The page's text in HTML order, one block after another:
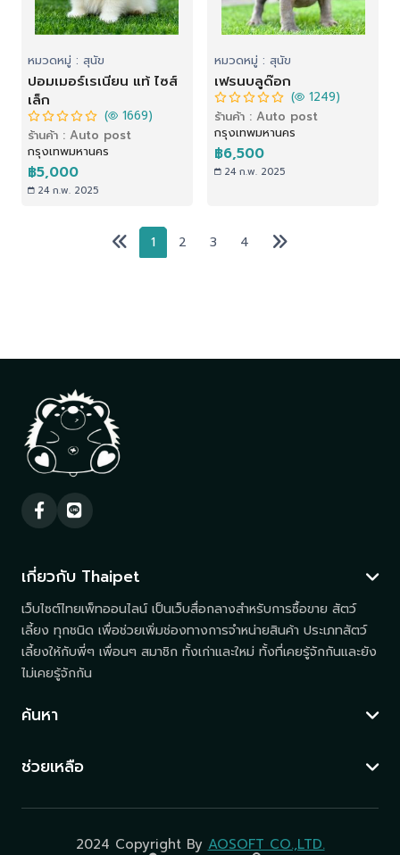
หมวดหมู่ : สุนัข
ปอมเมอร์เรเนียน แท้ ไซส์
เล็ก
( 1669)
ร้านค้า : Auto post
กรุงเทพมหานคร
฿5,000
24 ก.พ. 2025
หมวดหมู่ : สุนัข
เฟรนบลูด๊อก
( 1249)
ร้านค้า : Auto post
กรุงเทพมหานคร
฿6,500
24 ก.พ. 2025
1 2 3 4
เกี่ยวกับ Thaipet
เว็บไซต์ไทยเพ็ทออนไลน์ เป็นเว็บสื่อกลางสำหรับการซื้อขาย สัตว์
เลี้ยง ทุกชนิด เพื่อช่วยเพิ่มช่องทางการจำหน่ายสินค้า ประเภทสัตว์
เลี้ยงให้กับพี่ๆ เพื่อนๆ สมาชิก ทั้งเก่าและใหม่ ทั้งที่เคยรู้จักกันและยัง
ไม่เคยรู้จักกัน
ค้นหา
ช่วยเหลือ
2024 Copyright ByAOSOFT CO.,LTD.